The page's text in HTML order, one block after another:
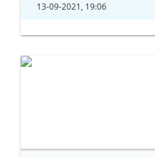
13-09-2021, 19:06